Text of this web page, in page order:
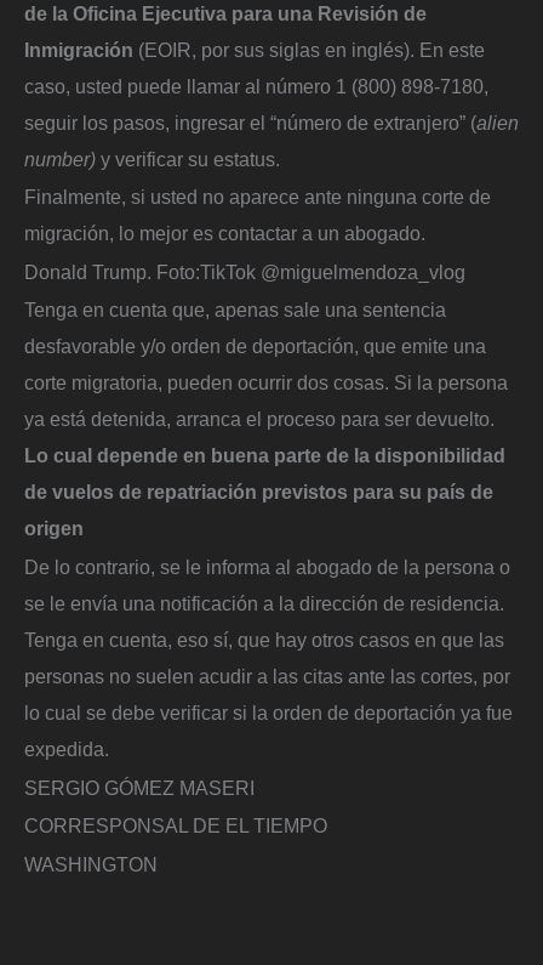
de la Oficina Ejecutiva para una Revisión de
Inmigración (EOIR, por sus siglas en inglés). En este
caso, usted puede llamar al número 1 (800) 898-7180,
seguir los pasos, ingresar el “número de extranjero” (alien
number) y verificar su estatus.
Finalmente, si usted no aparece ante ninguna corte de
migración, lo mejor es contactar a un abogado.
Donald Trump. Foto:TikTok @miguelmendoza_vlog
Tenga en cuenta que, apenas sale una sentencia
desfavorable y/o orden de deportación, que emite una
corte migratoria, pueden ocurrir dos cosas. Si la persona
ya está detenida, arranca el proceso para ser devuelto.
Lo cual depende en buena parte de la disponibilidad
de vuelos de repatriación previstos para su país de
origen
De lo contrario, se le informa al abogado de la persona o
se le envía una notificación a la dirección de residencia.
Tenga en cuenta, eso sí, que hay otros casos en que las
personas no suelen acudir a las citas ante las cortes, por
lo cual se debe verificar si la orden de deportación ya fue
expedida.
SERGIO GÓMEZ MASERI
CORRESPONSAL DE EL TIEMPO
WASHINGTON